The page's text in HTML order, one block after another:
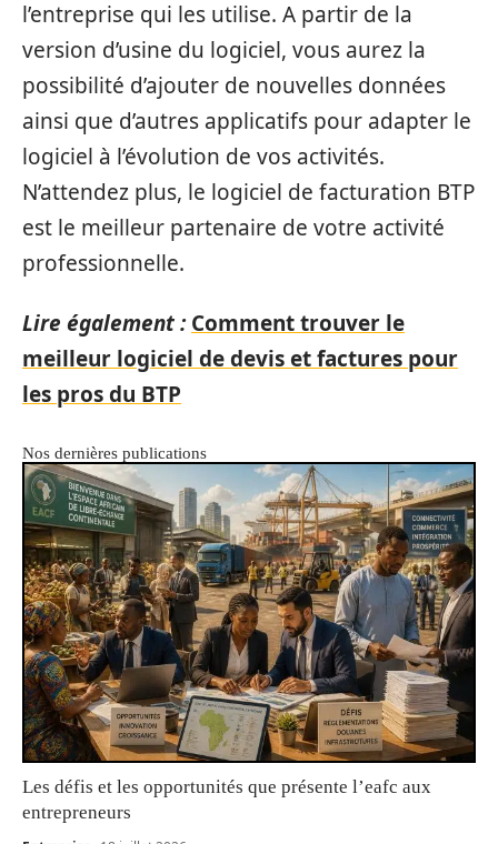
l’entreprise qui les utilise. A partir de la
version d’usine du logiciel, vous aurez la
possibilité d’ajouter de nouvelles données
ainsi que d’autres applicatifs pour adapter le
logiciel à l’évolution de vos activités.
N’attendez plus, le logiciel de facturation BTP
est le meilleur partenaire de votre activité
professionnelle.
Lire également : Comment trouver le
meilleur logiciel de devis et factures pour
les pros du BTP
Nos dernières publications
Les défis et les opportunités que présente l’eafc aux
entrepreneurs